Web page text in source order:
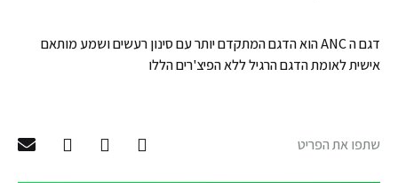
דגם ה ANC הוא הדגם המתקדם יותר עם סינון רעשים ושמע מותאם
אישית לאומת הדגם הרגיל ללא הפיצ'רים הללו
שתפו את הפריט